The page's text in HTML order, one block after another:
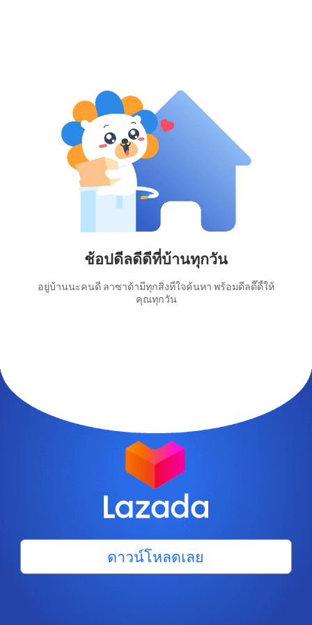
ช้อปดีลดีดีที่บ้านทุกวัน
อยู่บ้านนะคนดี ลาซาด้ามีทุกสิ่งที่ใจค้นหา พร้อมดีลดี๊ดี้ให้
คุณทุกวัน
ดาวน์โหลดเลย